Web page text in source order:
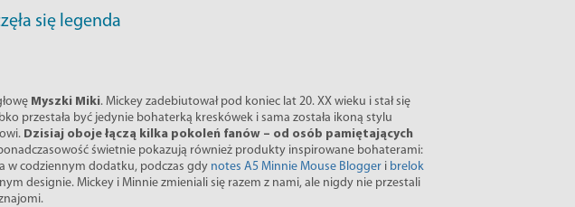
się legenda
Myszki Miki. Mickey zadebiutował pod koniec lat 20. XX wieku i stał się
przestała być jedynie bohaterką kreskówek i sama została ikoną stylu
Dzisiaj oboje łączą kilka pokoleń fanów – od osób pamiętających
świetnie pokazują również produkty inspirowane bohaterami:
w codziennym dodatku, podczas gdy notes A5 Minnie Mouse Bloggeri brelok
designie. Mickey i Minnie zmieniali się razem z nami, ale nigdy nie przestali